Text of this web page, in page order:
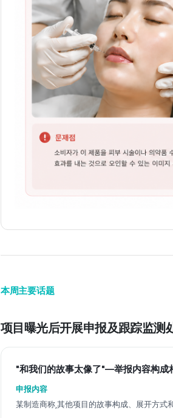
本周主要话题
项目曝光后开展申报及跟踪监测
"和我们的故事太像了"—举报内容构成
申报内容
某制造商称,其他项目的故事构成、展开方式